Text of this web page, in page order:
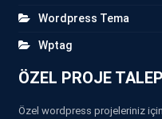
Wordpress Tema
Wptag
ÖZEL PROJE TALEP
Özel wordpress projeleriniz